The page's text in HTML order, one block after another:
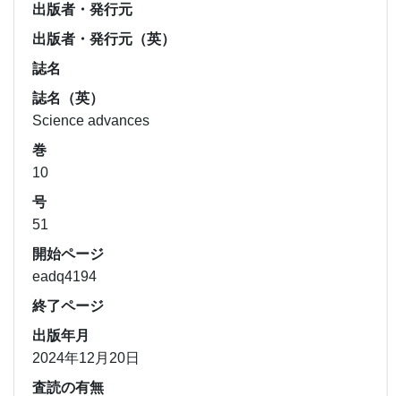
出版者・発行元
出版者・発行元（英）
誌名
誌名（英）
Science advances
巻
10
号
51
開始ページ
eadq4194
終了ページ
出版年月
2024年12月20日
査読の有無